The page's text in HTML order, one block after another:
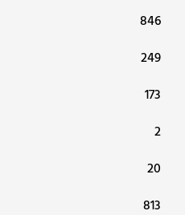
846
249
173
2
20
813